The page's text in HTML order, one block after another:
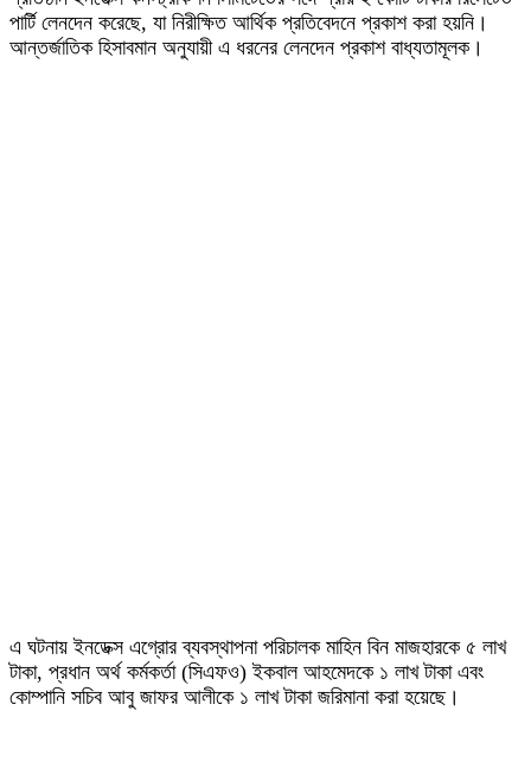
পার্টি লেনদেন করেছে, যা নিরীক্ষিত আর্থিক প্রতিবেদনে প্রকাশ করা হয়নি।
আন্তর্জাতিক হিসাবমান অনুযায়ী এ ধরনের লেনদেন প্রকাশ বাধ্যতামূলক।
এ ঘটনায় ইনডেক্স এগ্রোর ব্যবস্থাপনা পরিচালক মাহিন বিন মাজহারকে ৫ লাখ
টাকা, প্রধান অর্থ কর্মকর্তা (সিএফও) ইকবাল আহমেদকে ১ লাখ টাকা এবং
কোম্পানি সচিব আবু জাফর আলীকে ১ লাখ টাকা জরিমানা করা হয়েছে।